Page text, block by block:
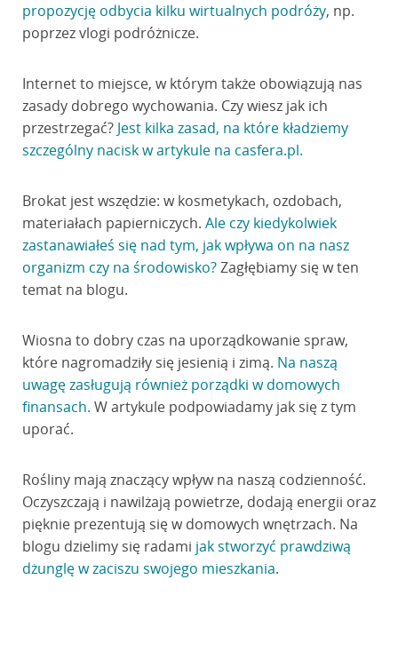
propozycję odbycia kilku wirtualnych podróży, np.
poprzez vlogi podróżnicze.
Internet to miejsce, w którym także obowiązują nas
zasady dobrego wychowania. Czy wiesz jak ich
przestrzegać? Jest kilka zasad, na które kładziemy
szczególny nacisk w artykule na casfera.pl.
Brokat jest wszędzie: w kosmetykach, ozdobach,
materiałach papierniczych. Ale czy kiedykolwiek
zastanawiałeś się nad tym, jak wpływa on na nasz
organizm czy na środowisko?Zagłębiamy się w ten
temat na blogu.
Wiosna to dobry czas na uporządkowanie spraw,
które nagromadziły się jesienią i zimą. Na naszą
uwagę zasługują również porządki w domowych
finansach. W artykule podpowiadamy jak się z tym
uporać.
Rośliny mają znaczący wpływ na naszą codzienność.
Oczyszczają i nawilżają powietrze, dodają energii oraz
pięknie prezentują się w domowych wnętrzach. Na
blogu dzielimy się radami jak stworzyć prawdziwą
dżunglę w zaciszu swojego mieszkania.